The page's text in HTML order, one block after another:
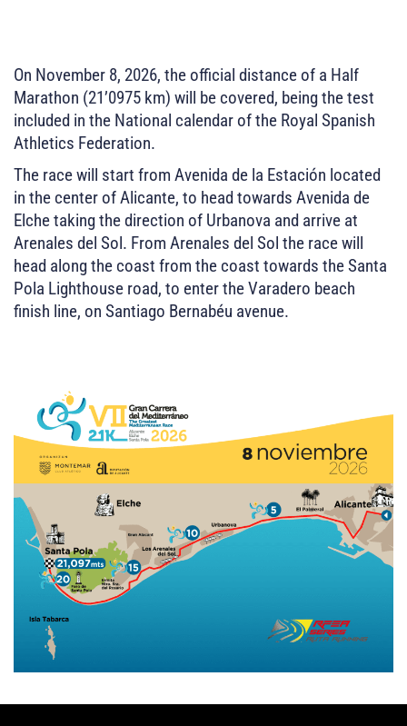
On November 8, 2026, the official distance of a Half
Marathon (21’0975 km) will be covered, being the test
included in the National calendar of the Royal Spanish
Athletics Federation.
The race will start from Avenida de la Estación located
in the center of Alicante, to head towards Avenida de
Elche taking the direction of Urbanova and arrive at
Arenales del Sol. From Arenales del Sol the race will
head along the coast from the coast towards the Santa
Pola Lighthouse road, to enter the Varadero beach
finish line, on Santiago Bernabéu avenue.